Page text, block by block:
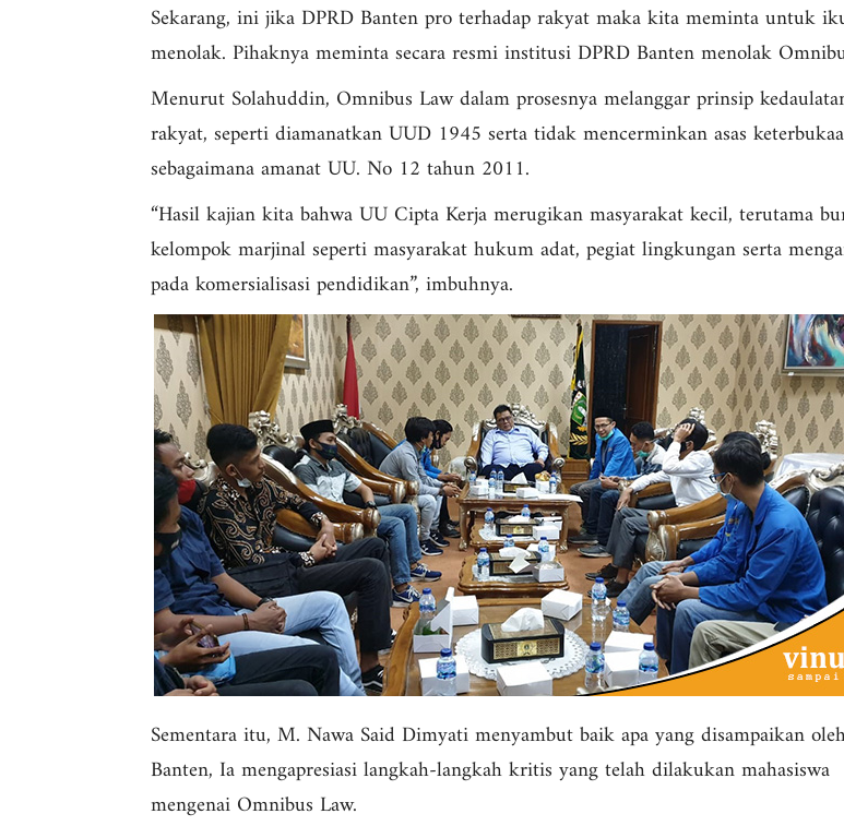
Sekarang, ini jika DPRD Banten pro terhadap rakyat maka kita meminta untuk
menolak. Pihaknya meminta secara resmi institusi DPRD Banten menolak
Menurut Solahuddin, Omnibus Law dalam prosesnya melanggar prinsip
rakyat, seperti diamanatkan UUD 1945 serta tidak mencerminkan asas
sebagaimana amanat UU. No 12 tahun 2011.
“Hasil kajian kita bahwa UU Cipta Kerja merugikan masyarakat kecil, terutama
kelompok marjinal seperti masyarakat hukum adat, pegiat lingkungan serta
pada komersialisasi pendidikan”, imbuhnya.
Sementara itu, M. Nawa Said Dimyati menyambut baik apa yang disampaikan
Banten, Ia mengapresiasi langkah-langkah kritis yang telah dilakukan mahasiswa
mengenai Omnibus Law.